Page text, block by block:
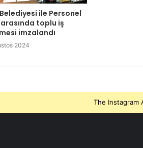
ile Personel
toplu iş
imzalandı
2024
The Instagram